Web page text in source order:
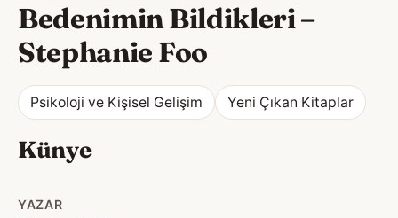
Bedenimin Bildikleri–
Stephanie Foo
Psikoloji ve Kişisel Gelişim Yeni Çıkan Kitaplar
Künye
YAZAR